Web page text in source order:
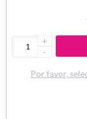
+
-
Por favor,